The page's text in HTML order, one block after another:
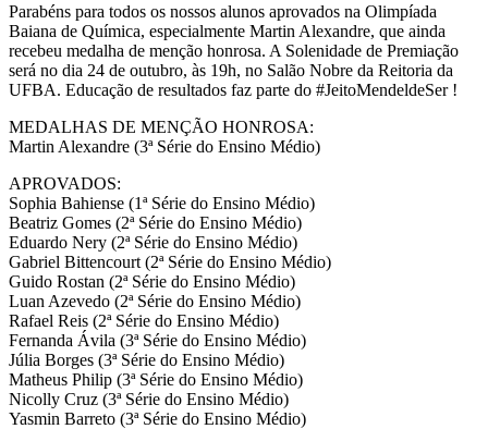
Parabéns para todos os nossos alunos aprovados na Olimpíada
Baiana de Química, especialmente Martin Alexandre, que ainda
recebeu medalha de menção honrosa. A Solenidade de Premiação
será no dia 24 de outubro, às 19h, no Salão Nobre da Reitoria da
UFBA. Educação de resultados faz parte do #JeitoMendeldeSer !
MEDALHAS DE MENÇÃO HONROSA:
Martin Alexandre (3ª Série do Ensino Médio)
APROVADOS:
Sophia Bahiense (1ª Série do Ensino Médio)
Beatriz Gomes (2ª Série do Ensino Médio)
Eduardo Nery (2ª Série do Ensino Médio)
Gabriel Bittencourt (2ª Série do Ensino Médio)
Guido Rostan (2ª Série do Ensino Médio)
Luan Azevedo (2ª Série do Ensino Médio)
Rafael Reis (2ª Série do Ensino Médio)
Fernanda Ávila (3ª Série do Ensino Médio)
Júlia Borges (3ª Série do Ensino Médio)
Matheus Philip (3ª Série do Ensino Médio)
Nicolly Cruz (3ª Série do Ensino Médio)
Yasmin Barreto (3ª Série do Ensino Médio)